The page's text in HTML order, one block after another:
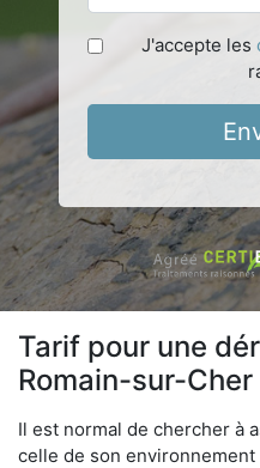
J'accepte les
Tarif pour une
Romain-sur-Cher
Il est normal de chercher à
celle de son